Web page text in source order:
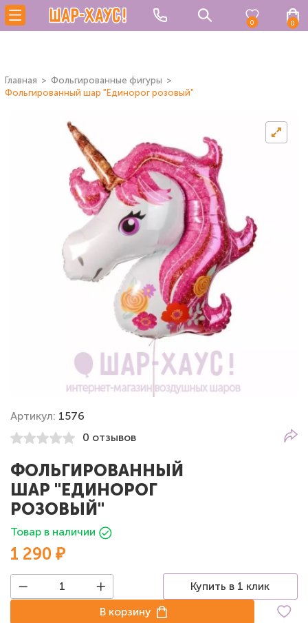
0 0
Главная
Фольгированные фигуры
Фольгированный шар "Единорог розовый"
Артикул: 1576
0 отзывов
ФОЛЬГИРОВАННЫЙ
ШАР "ЕДИНОРОГ
РОЗОВЫЙ"
Товар в наличии
1 290 ₽
Купить в 1 клик
В корзину